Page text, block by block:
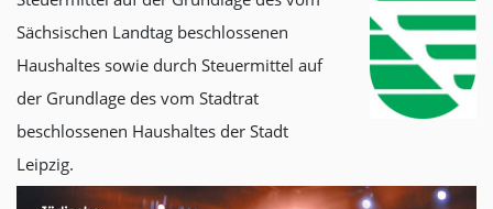
Sächsischen Landtag beschlossenen
Haushaltes sowie durch Steuermittel auf
der Grundlage des vom Stadtrat
beschlossenen Haushaltes der Stadt
Leipzig.